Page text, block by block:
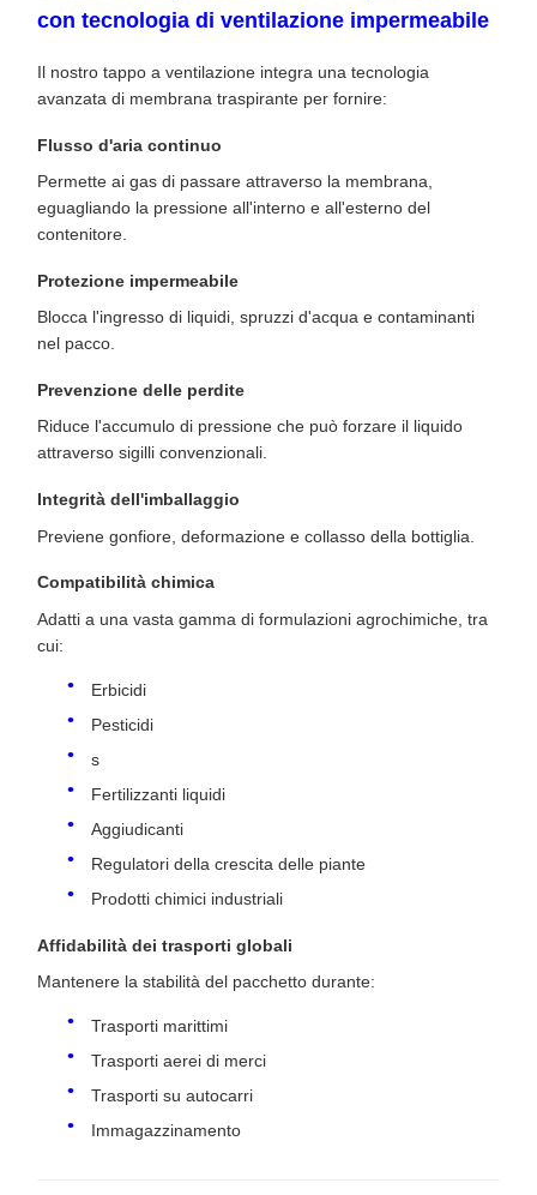
con tecnologia di ventilazione impermeabile
Il nostro tappo a ventilazione integra una tecnologia
avanzata di membrana traspirante per fornire:
Flusso d'aria continuo
Permette ai gas di passare attraverso la membrana,
eguagliando la pressione all'interno e all'esterno del
contenitore.
Protezione impermeabile
Blocca l'ingresso di liquidi, spruzzi d'acqua e contaminanti
nel pacco.
Prevenzione delle perdite
Riduce l'accumulo di pressione che può forzare il liquido
attraverso sigilli convenzionali.
Integrità dell'imballaggio
Previene gonfiore, deformazione e collasso della bottiglia.
Compatibilità chimica
Adatti a una vasta gamma di formulazioni agrochimiche, tra
cui:
Erbicidi
Pesticidi
s
Fertilizzanti liquidi
Aggiudicanti
Regulatori della crescita delle piante
Prodotti chimici industriali
Affidabilità dei trasporti globali
Mantenere la stabilità del pacchetto durante:
Trasporti marittimi
Trasporti aerei di merci
Trasporti su autocarri
Immagazzinamento